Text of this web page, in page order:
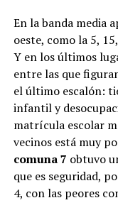
En la banda media
oeste, como la 5,
Y en los últimos
entre las que
el último escalón:
infantil y
matrícula escolar
vecinos está muy
comuna 7 obtuvo
que es seguridad,
4, con las peores